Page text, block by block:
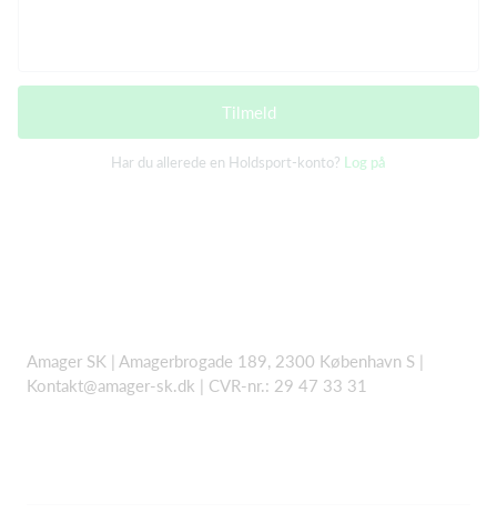
Tilmeld
Har du allerede en Holdsport-konto? Log på
Amager SK | Amagerbrogade 189, 2300 København S |
Kontakt@amager-sk.dk | CVR-nr.: 29 47 33 31